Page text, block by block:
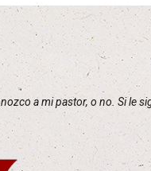
a mi pastor, o no. Si le